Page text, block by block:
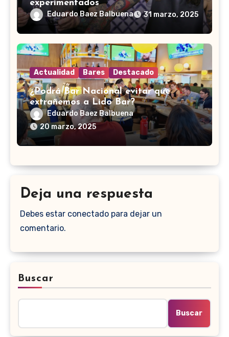
experimentados
Eduardo Baez Balbuena 31 marzo, 2025
Actualidad Bares Destacado
¿Podrá Bar Nacional evitar que
extrañemos a Lido Bar?
Eduardo Baez Balbuena
20 marzo, 2025
Deja una respuesta
Debes estar conectado para dejar un
comentario.
Buscar
Buscar